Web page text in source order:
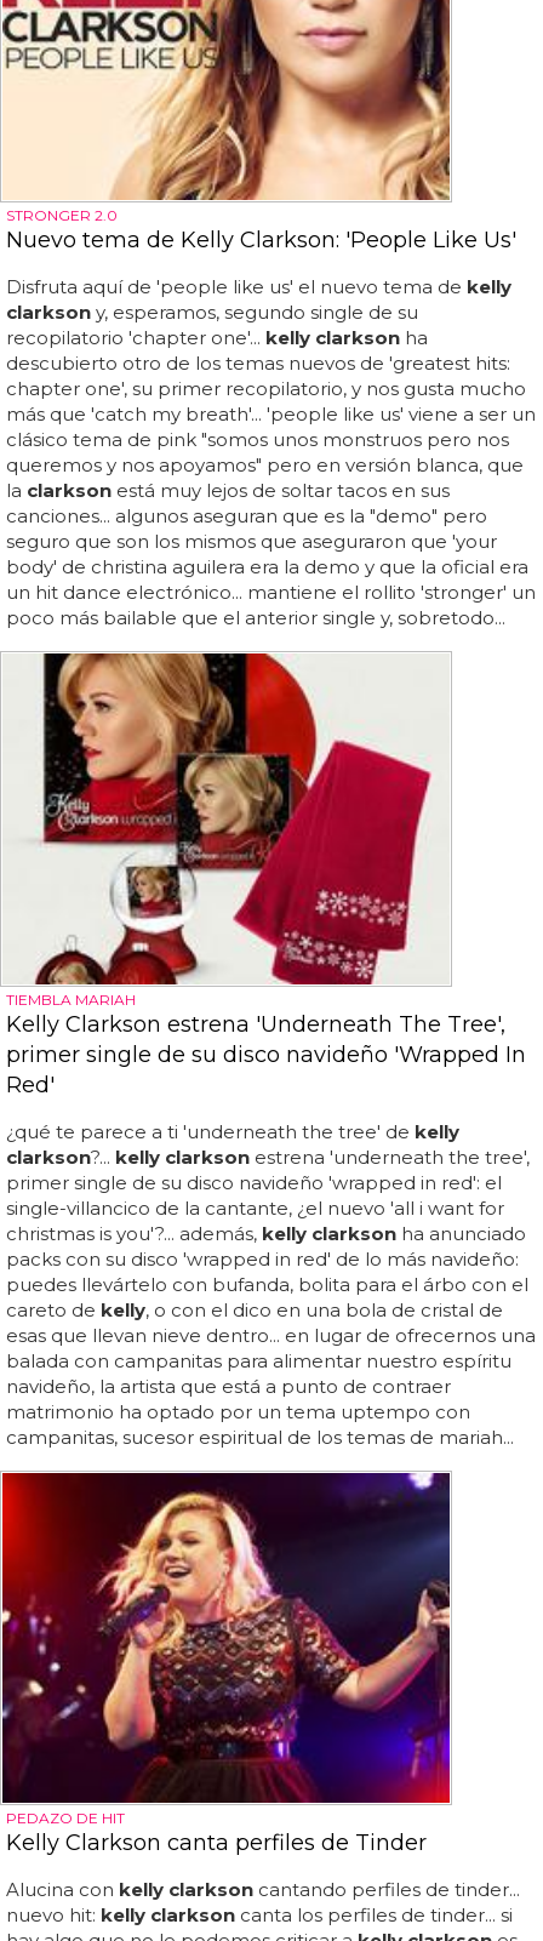
STRONGER 2.0
Nuevo tema de Kelly Clarkson: 'People Like Us'
Disfruta aquí de 'people like us' el nuevo tema de kelly
clarkson y, esperamos, segundo single de su
recopilatorio 'chapter one'... kelly clarkson ha
descubierto otro de los temas nuevos de 'greatest hits:
chapter one', su primer recopilatorio, y nos gusta mucho
más que 'catch my breath'... 'people like us' viene a ser un
clásico tema de pink "somos unos monstruos pero nos
queremos y nos apoyamos" pero en versión blanca, que
la clarkson está muy lejos de soltar tacos en sus
canciones... algunos aseguran que es la "demo" pero
seguro que son los mismos que aseguraron que 'your
body' de christina aguilera era la demo y que la oficial era
un hit dance electrónico... mantiene el rollito 'stronger' un
poco más bailable que el anterior single y, sobretodo...
TIEMBLA MARIAH
Kelly Clarkson estrena 'Underneath The Tree',
primer single de su disco navideño 'Wrapped In
Red'
¿qué te parece a ti 'underneath the tree' de kelly
clarkson?... kelly clarkson estrena 'underneath the tree',
primer single de su disco navideño 'wrapped in red': el
single-villancico de la cantante, ¿el nuevo 'all i want for
christmas is you'?... además, kelly clarkson ha anunciado
packs con su disco 'wrapped in red' de lo más navideño:
puedes llevártelo con bufanda, bolita para el árbo con el
careto de kelly, o con el dico en una bola de cristal de
esas que llevan nieve dentro... en lugar de ofrecernos una
balada con campanitas para alimentar nuestro espíritu
navideño, la artista que está a punto de contraer
matrimonio ha optado por un tema uptempo con
campanitas, sucesor espiritual de los temas de mariah...
PEDAZO DE HIT
Kelly Clarkson canta perfiles de Tinder
Alucina con kelly clarkson cantando perfiles de tinder...
nuevo hit: kelly clarkson canta los perfiles de tinder... si